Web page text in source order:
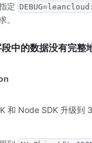
定
。
中的数据没有完整
和 Node SDK 升级到